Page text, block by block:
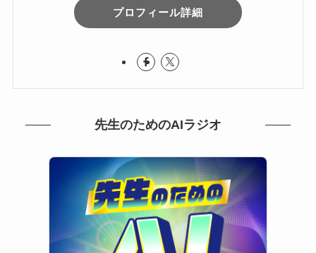
プロフィール詳細
先生のためのAIラジオ